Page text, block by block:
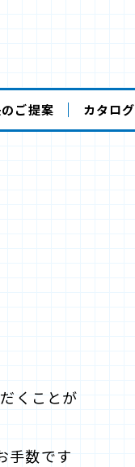
ご提案 カタログ
くことが
手数です